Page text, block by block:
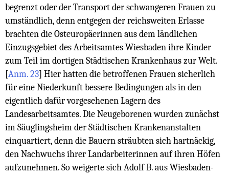
begrenzt oder der Transport der schwangeren Frauen zu
umständlich, denn entgegen der reichsweiten Erlasse
brachten die Osteuropäerinnen aus dem ländlichen
Einzugsgebiet des Arbeitsamtes Wiesbaden ihre Kinder
zum Teil im dortigen Städtischen Krankenhaus zur Welt.
[Anm. 23] Hier hatten die betroffenen Frauen sicherlich
für eine Niederkunft bessere Bedingungen als in den
eigentlich dafür vorgesehenen Lagern des
Landesarbeitsamtes. Die Neugeborenen wurden zunächst
im Säuglingsheim der Städtischen Krankenanstalten
einquartiert, denn die Bauern sträubten sich hartnäckig,
den Nachwuchs ihrer Landarbeiterinnen auf ihren Höfen
aufzunehmen. So weigerte sich Adolf B. aus Wiesbaden-